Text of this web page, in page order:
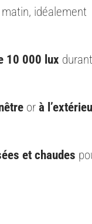
idéalement
10 000 lux
or à
et chaudes